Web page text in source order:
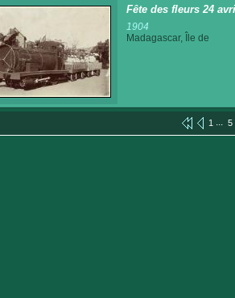
Fête des fleurs 24
1904
Madagascar, Île de
1 ... 5